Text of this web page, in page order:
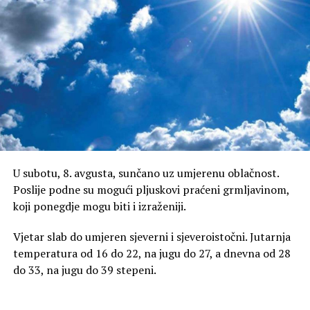
(Srpskainfo)
U subotu, 8. avgusta, sunčano uz umjerenu oblačnost.
Poslije podne su mogući pljuskovi praćeni grmljavinom,
koji ponegdje mogu biti i izraženiji.
Vjetar slab do umjeren sjeverni i sjeveroistočni. Jutarnja
temperatura od 16 do 22, na jugu do 27, a dnevna od 28
do 33, na jugu do 39 stepeni.